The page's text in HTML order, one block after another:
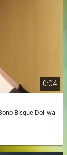
0:04
Bisque Doll wa